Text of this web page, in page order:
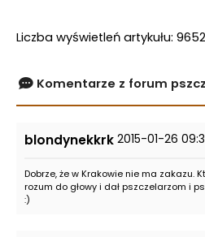
Liczba wyświetleń artykułu: 9652
Komentarze z forum
blondynekkrk 2015-01-26
Dobrze, że w Krakowie nie ma zakazu.
rozum do głowy i dał pszczelarzom i
:)